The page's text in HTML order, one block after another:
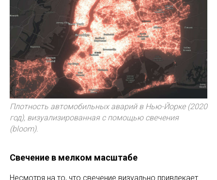
Плотность автомобильных аварий в Нью-Йорке (2020
год), визуализированная с помощью свечения
(bloom).
Свечение в мелком масштабе
Несмотря на то, что свечение визуально привлекает